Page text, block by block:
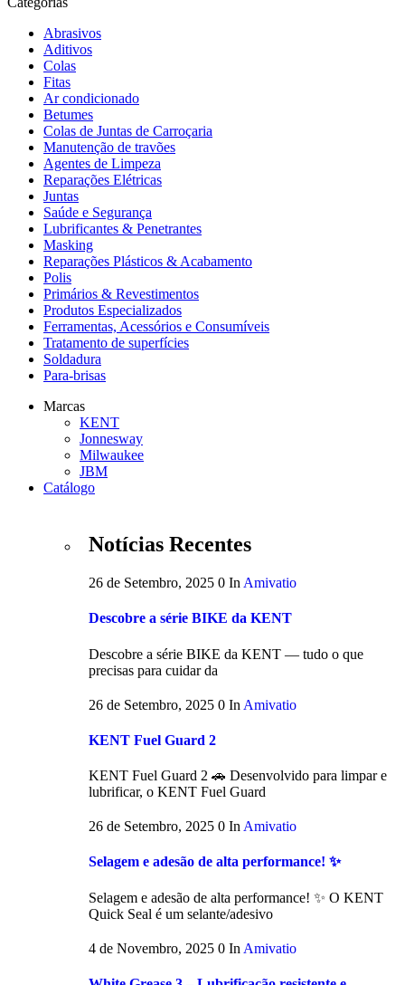
Abrasivos
Aditivos
Colas
Fitas
Ar condicionado
Betumes
Colas de Juntas de Carroçaria
Manutenção de travões
Agentes de Limpeza
Reparações Elétricas
Juntas
Saúde e Segurança
Lubrificantes & Penetrantes
Masking
Reparações Plásticos & Acabamento
Polis
Primários & Revestimentos
Produtos Especializados
Ferramentas, Acessórios e Consumíveis
Tratamento de superfícies
Soldadura
Para-brisas
Marcas
KENT
Jonnesway
Milwaukee
JBM
Catálogo
Notícias Recentes
26 de Setembro, 2025 0 In Amivatio
Descobre a série BIKE da KENT
Descobre a série BIKE da KENT — tudo o que
precisas para cuidar da
26 de Setembro, 2025 0 In Amivatio
KENT Fuel Guard 2
KENT Fuel Guard 2 🚗 Desenvolvido para limpar e
lubrificar, o KENT Fuel Guard
26 de Setembro, 2025 0 In Amivatio
Selagem e adesão de alta performance! ✨
Selagem e adesão de alta performance! ✨ O KENT
Quick Seal é um selante/adesivo
4 de Novembro, 2025 0 In Amivatio